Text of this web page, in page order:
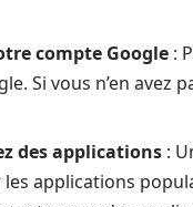
compte Google :
Si vous n’en avez
des applications :
applications